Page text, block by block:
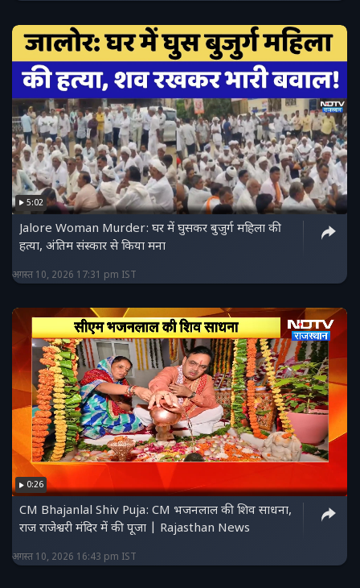
5:02
Jalore Woman Murder: घर में घुसकर बुजुर्ग महिला की
हत्या, अंतिम संस्कार से किया मना
अगस्त 10, 2026 17:31 pm IST
0:26
CM Bhajanlal Shiv Puja: CM भजनलाल की शिव साधना,
राज राजेश्वरी मंदिर में की पूजा | Rajasthan News
अगस्त 10, 2026 16:43 pm IST